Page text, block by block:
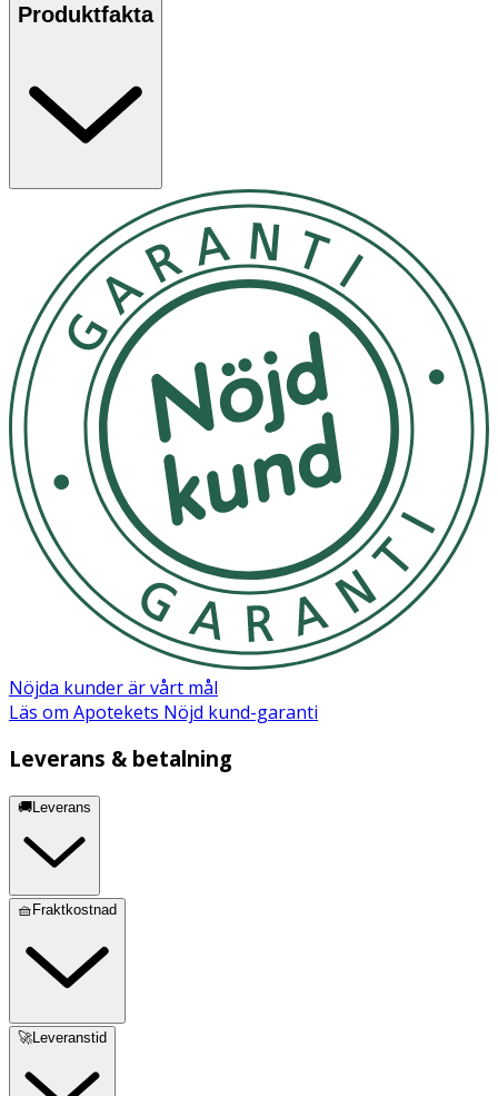
Rumstemperatur
OK för gravida och ammande:
Aqua, C1215 Alkyl Benzoate, Cetyl Alcohol, Canola Oil,
Glycerin, Ethylhexyl Stearate, Dimethicone, Stearic Acid,
Palmitic Acid, Glycol Stearate, Glyceryl Stearate, Sea
Water, Propanediol, PEG100 Stearate, Carbomer, Sodium
Hydroxide, Citric Acid, Phenoxyethanol, Methylparaben,
Parfum, AlphaIsomethyl Ionone, Amyl Cinnamal,
Citronellol, Hydroxycitronellal, Linalool.
Produktfakta
Nöjda kunder är vårt mål
Läs om Apotekets Nöjd kund-garanti
Leverans & betalning
🚚Leverans
🧺Fraktkostnad
🚀Leveranstid